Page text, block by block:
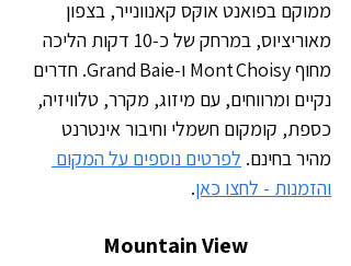
ממוקם בפואנט אוקּס קאנוונייר, בצפון
מאוריציוס, במרחק של כ‑10 דקות הליכה
מחוף Mont Choisy ו‑Grand Baie. חדרים
נקיים ומרווחים, עם מיזוג, מקרר, טלוויזיה,
כספת, קומקום חשמלי וחיבור אינטרנט
מהיר בחינם. לפרטים נוספים על המקום
והזמנות - לחצו כאן.
Mountain View